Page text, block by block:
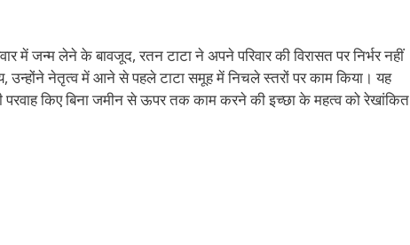
में जन्म लेने के बावजूद, रतन टाटा ने अपने परिवार की विरासत पर निर्भर नहीं
नेतृत्व में आने से पहले टाटा समूह में निचले स्तरों पर काम किया। यह
परवाह किए बिना जमीन से ऊपर तक काम करने की इच्छा के महत्व को रेखांकित